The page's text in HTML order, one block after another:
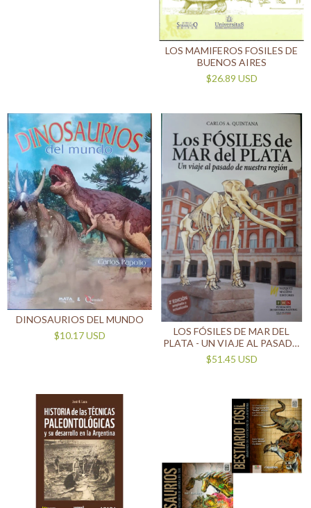
LOS MAMIFEROS FOSILES DE
BUENOS AIRES
$26.89 USD
DINOSAURIOS DEL MUNDO
$10.17 USD
LOS FÓSILES DE MAR DEL
PLATA - UN VIAJE AL PASADO
DE NUESTRA REGIÓN
$51.45 USD